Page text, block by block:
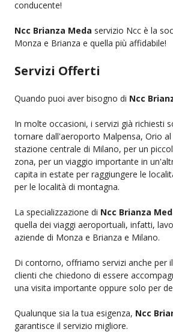
conducente!
Ncc Brianza Meda servizio Ncc è la
Monza e Brianza e quella più affidabile!
Servizi Offerti
Quando puoi aver bisogno di Ncc
In molte occasioni, i servizi già richiesti
tornare dall'aeroporto Malpensa, Orio al
stazione centrale di Milano, per un
zona, per un viaggio importante in
capita in estate per raggiungere le
per le località di montagna.
La specializzazione di Ncc Brianza
quella dei viaggi aeroportuali, infatti,
aziende di Monza e Brianza e Milano.
Di contorno, offriamo servizi anche per
clienti che chiedono di essere
una visita importante oppure solo per
Qualunque sia la tua esigenza, Ncc
garantisce il servizio migliore.